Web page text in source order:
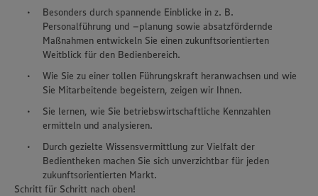
Besonders durch spannende Einblicke in z. B.
Personalführung und –planung sowie absatzfördernde
Maßnahmen entwickeln Sie einen zukunftsorientierten
Weitblick für den Bedienbereich.
Wie Sie zu einer tollen Führungskraft heranwachsen und wie
Sie Mitarbeitende begeistern, zeigen wir Ihnen.
Sie lernen, wie Sie betriebswirtschaftliche Kennzahlen
ermitteln und analysieren.
Durch gezielte Wissensvermittlung zur Vielfalt der
Bedientheken machen Sie sich unverzichtbar für jeden
zukunftsorientierten Markt.
Schritt für Schritt nach oben!